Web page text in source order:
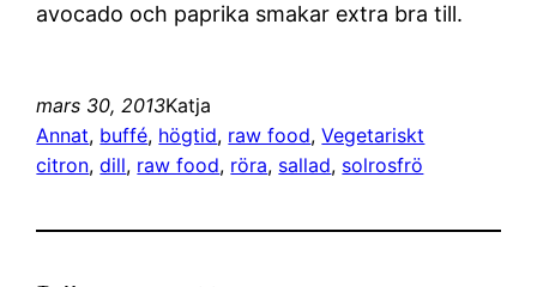
avocado och paprika smakar extra bra till.
mars 30, 2013Katja
Annat, buffé, högtid, raw food, Vegetariskt
citron, dill, raw food, röra, sallad, solrosfrö